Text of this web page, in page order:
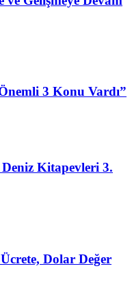
3 Konu Vardı”
Kitapevleri 3.
Dolar Değer